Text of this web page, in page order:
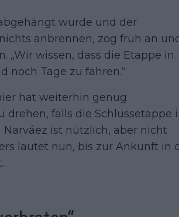
wurde und der
anbrennen, zog früh an
„Wir wissen, dass die Etappe in
noch Tage zu fahren.“
hat weiterhin genug
falls die Schlussetappe
ist nützlich, aber nicht
lautet nun, bis zur Ankunft in